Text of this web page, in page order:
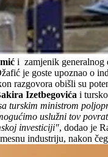
i zamjenik generalnog
je goste upoznao o
razgovora obišli su
Izetbegovića i
turskim ministrom
uslužni tov
investiciji", dodao je
industriju, nakon